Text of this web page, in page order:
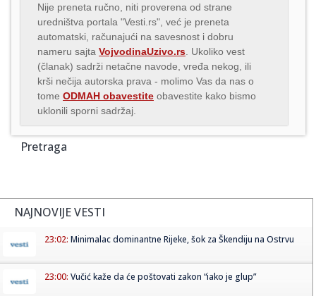
Nije preneta ručno, niti proverena od strane
uredništva portala "Vesti.rs", već je preneta
automatski, računajući na savesnost i dobru
nameru sajta VojvodinaUzivo.rs . Ukoliko vest
(članak) sadrži netačne navode, vređa nekog, ili
krši nečija autorska prava - molimo Vas da nas o
tome ODMAH obavestite obavestite kako bismo
uklonili sporni sadržaj.
Pretraga
NAJNOVIJE VESTI
23:02: Minimalac dominantne Rijeke, šok za Škendiju na Ostrvu
23:00: Vučić kaže da će poštovati zakon “iako je glup”